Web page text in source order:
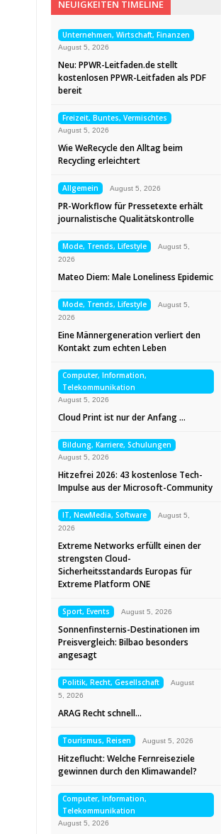
NEUIGKEITEN TIMELINE
Unternehmen, Wirtschaft, Finanzen
August 5, 2026
Neu: PPWR-Leitfaden.de stellt
kostenlosen PPWR-Leitfaden als PDF
bereit
Freizeit, Buntes, Vermischtes
August 5, 2026
Wie WeRecycle den Alltag beim
Recycling erleichtert
Allgemein August 5, 2026
PR-Workflow für Pressetexte erhält
journalistische Qualitätskontrolle
Mode, Trends, Lifestyle
August 5,
2026
Mateo Diem: Male Loneliness Epidemic
Mode, Trends, Lifestyle
August 5,
2026
Eine Männergeneration verliert den
Kontakt zum echten Leben
Computer, Information,
Telekommunikation
August 5, 2026
Cloud Print ist nur der Anfang …
Bildung, Karriere, Schulungen
August 5, 2026
Hitzefrei 2026: 43 kostenlose Tech-
Impulse aus der Microsoft-Community
IT, NewMedia, Software
August 5,
2026
Extreme Networks erfüllt einen der
strengsten Cloud-
Sicherheitsstandards Europas für
Extreme Platform ONE
Sport, Events August 5, 2026
Sonnenfinsternis-Destinationen im
Preisvergleich: Bilbao besonders
angesagt
Politik, Recht, Gesellschaft
August
5, 2026
ARAG Recht schnell…
Tourismus, Reisen August 5, 2026
Hitzeflucht: Welche Fernreiseziele
gewinnen durch den Klimawandel?
Computer, Information,
Telekommunikation
August 5, 2026